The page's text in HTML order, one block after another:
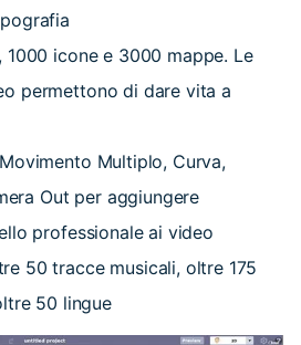
1000 icone e 3000 mappe. Le
permettono di dare vita a
Multiplo, Curva,
Out per aggiungere
professionale ai video
50 tracce musicali, oltre 175
50 lingue